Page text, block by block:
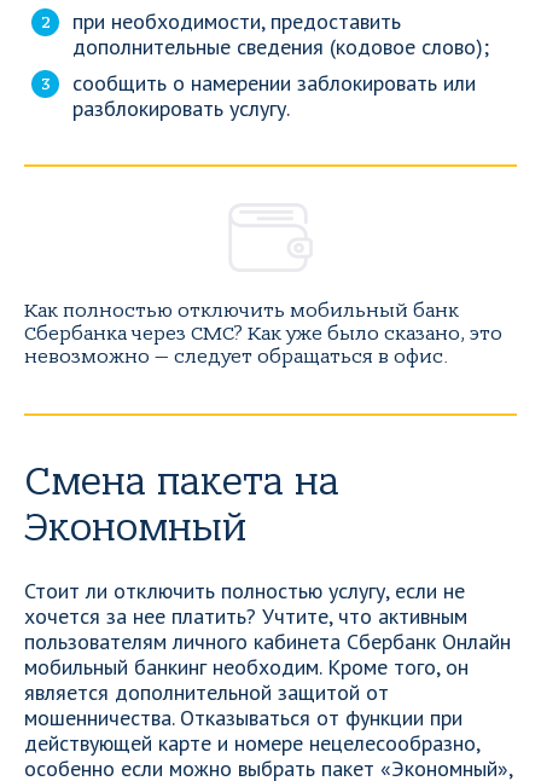
при необходимости, предоставить
дополнительные сведения (кодовое слово);
сообщить о намерении заблокировать или
разблокировать услугу.
Как полностью отключить мобильный банк
Сбербанка через СМС? Как уже было сказано, это
невозможно — следует обращаться в офис.
Смена пакета на
Экономный
Стоит ли отключить полностью услугу, если не
хочется за нее платить? Учтите, что активным
пользователям личного кабинета Сбербанк Онлайн
мобильный банкинг необходим. Кроме того, он
является дополнительной защитой от
мошенничества. Отказываться от функции при
действующей карте и номере нецелесообразно,
особенно если можно выбрать пакет «Экономный»,